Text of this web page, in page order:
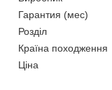
Гарантия (мес)
Розділ
Країна походження
Ціна